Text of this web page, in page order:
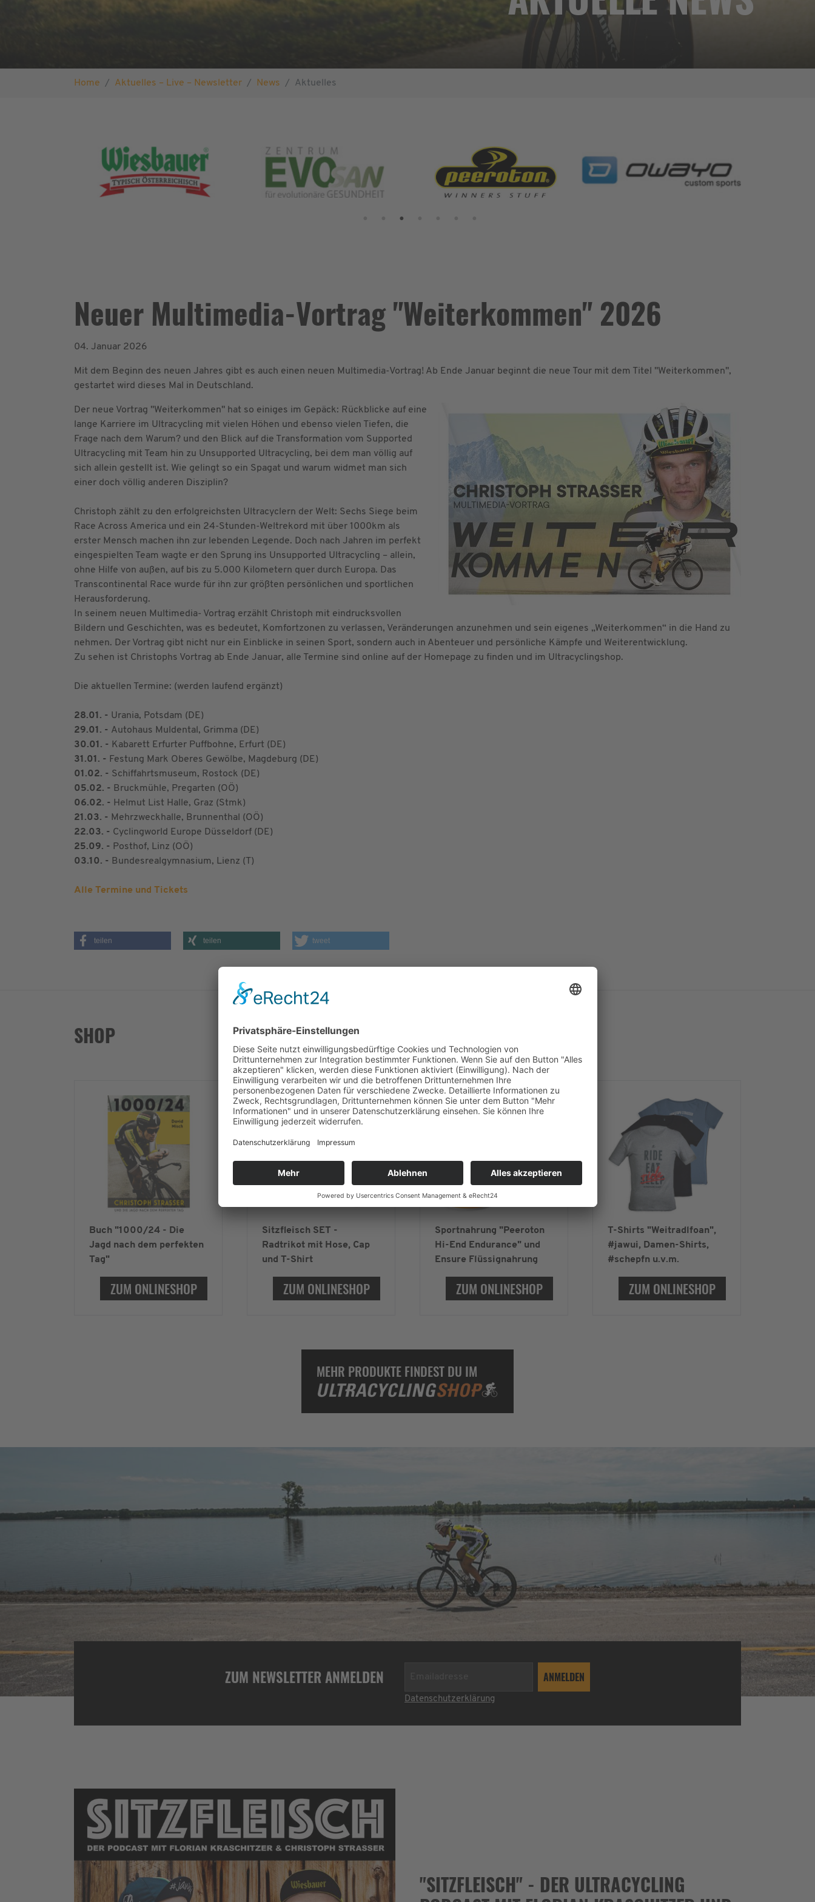
Home
Aktuelles – Live – Newsletter News Aktuelles
Neuer Multimedia-Vortrag "Weiterkommen" 2026
04. Januar 2026
Mit dem Beginn des neuen Jahres gibt es auch einen neuen Multimedia-Vortrag! Ab Ende Januar beginnt die neue Tour mit dem Titel "Weiterkommen",
gestartet wird dieses Mal in Deutschland.
Der neue Vortrag "Weiterkommen" hat so einiges im Gepäck: Rückblicke auf eine
lange Karriere im Ultracycling mit vielen Höhen und ebenso vielen Tiefen, die
Frage nach dem Warum? und den Blick auf die Transformation vom Supported
Ultracycling mit Team hin zu Unsupported Ultracycling, bei dem man völlig auf
sich allein gestellt ist. Wie gelingt so ein Spagat und warum widmet man sich
einer doch völlig anderen Disziplin?
Christoph zählt zu den erfolgreichsten Ultracyclern der Welt: Sechs Siege beim
Race Across America und ein 24-Stunden-Weltrekord mit über 1000km als
erster Mensch machen ihn zur lebenden Legende. Doch nach Jahren im perfekt
eingespielten Team wagte er den Sprung ins Unsupported Ultracycling – allein,
ohne Hilfe von außen, auf bis zu 5.000 Kilometern quer durch Europa. Das
Transcontinental Race wurde für ihn zur größten persönlichen und sportlichen
Herausforderung.
In seinem neuen Multimedia- Vortrag erzählt Christoph mit eindrucksvollen
Bildern und Geschichten, was es bedeutet, Komfortzonen zu verlassen, Veränderungen anzunehmen und sein eigenes „Weiterkommen“ in die Hand zu
nehmen. Der Vortrag gibt nicht nur ein Einblicke in seinen Sport, sondern auch in Abenteuer und persönliche Kämpfe und Weiterentwicklung.
Zu sehen ist Christophs Vortrag ab Ende Januar, alle Termine sind online auf der Homepage zu finden und im Ultracyclingshop.
Die aktuellen Termine: (werden laufend ergänzt)
28.01. - Urania, Potsdam (DE)
29.01. - Autohaus Muldental, Grimma (DE)
30.01. - Kabarett Erfurter Puffbohne, Erfurt (DE)
31.01. - Festung Mark Oberes Gewölbe, Magdeburg (DE)
01.02. - Schiffahrtsmuseum, Rostock (DE)
05.02. - Bruckmühle, Pregarten (OÖ)
06.02. - Helmut List Halle, Graz (Stmk)
21.03. - Mehrzweckhalle, Brunnenthal (OÖ)
22.03. - Cyclingworld Europe Düsseldorf (DE)
25.09. - Posthof, Linz (OÖ)
03.10. - Bundesrealgymnasium, Lienz (T)
Alle Termine und Tickets
teilen teilen tweet
SHOP
Buch "1000/24 - Die
Jagd nach dem perfekten
Tag"
ZUM ONLINESHOP
Sitzfleisch SET -
Radtrikot mit Hose, Cap
und T-Shirt
ZUM ONLINESHOP
Sportnahrung "Peeroton
Hi-End Endurance" und
Ensure Flüssignahrung
ZUM ONLINESHOP
T-Shirts "Weitradlfoan",
#jawui, Damen-Shirts,
#schepfn u.v.m.
ZUM ONLINESHOP
MEHR PRODUKTE FINDEST DU IM
ZUM NEWSLETTER ANMELDEN
Datenschutzerklärung
"SITZFLEISCH" - DER ULTRACYCLING